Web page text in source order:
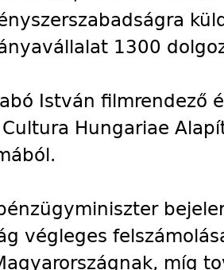
1300
István filmrendező
Hungariae
végleges
míg